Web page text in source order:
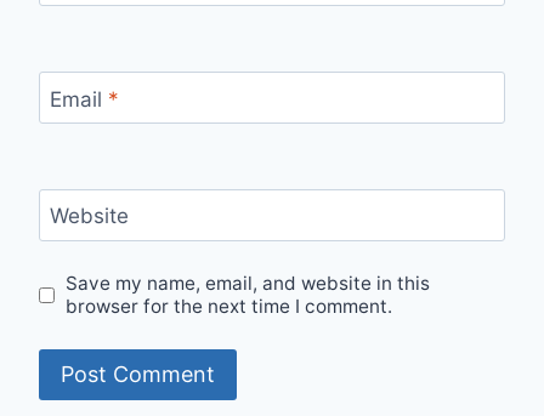
Email *
Website
Save my name, email, and website in this
browser for the next time I comment.